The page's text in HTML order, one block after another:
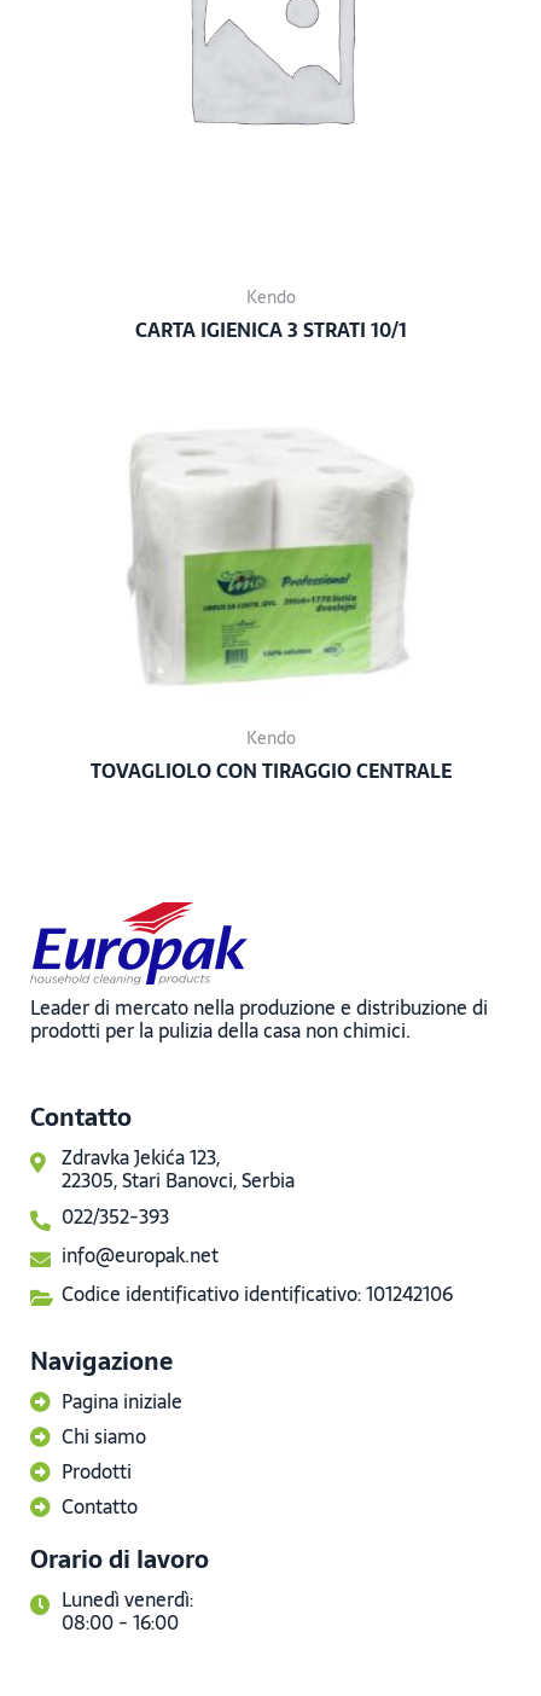
Kendo
CARTA IGIENICA 3 STRATI 10/1
Kendo
TOVAGLIOLO CON TIRAGGIO CENTRALE
Leader di mercato nella produzione e distribuzione di
prodotti per la pulizia della casa non chimici.
Contatto
Zdravka Jekića 123,
22305, Stari Banovci, Serbia
022/352-393
info@europak.net
Codice identificativo identificativo: 101242106
Navigazione
Pagina iniziale
Chi siamo
Prodotti
Contatto
Orario di lavoro
Lunedì venerdì:
08:00 - 16:00